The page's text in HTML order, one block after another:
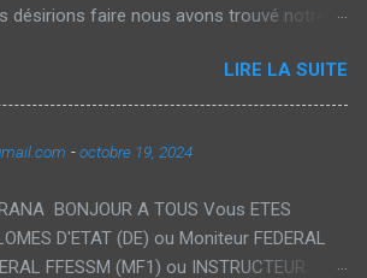
désirions faire nous avons trouvé notre
des voyages thématiques sur la
ainsi que des Formations
souhait est de démocratiser la plongée
accessible pour tous et vous permettant
vos plongées tant en durée qu'en
LIRE LA SUITE
-octobre 19, 2024
BONJOUR A TOUS Vous ETES
D'ETAT (DE) ou Moniteur FEDERAL
FFESSM (MF1) ou INSTRUCTEUR